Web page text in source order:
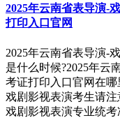
2025年云南省表导演-
打印入口官网
2025年云南省表导演-
是什么时候?2025年云
考证打印入口官网在
戏剧影视表演考生请
戏剧影视表演专业统考